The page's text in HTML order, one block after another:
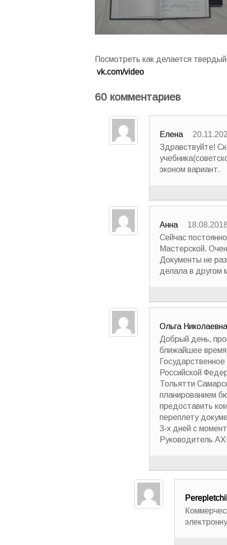
Посмотреть как делается
vk.com/video
60 комментариев
Елена
Здравствуйте!
эконом вариант.
Анна
Сейчас
Мастерской.
Документы не
делала в другом
Ольга
Добрый день,
ближайшее
Российской
Тольятти
планированием
предоставить
переплету
3-х дней с
Руководитель